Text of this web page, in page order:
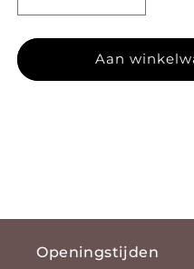
Aan
Openingstijden